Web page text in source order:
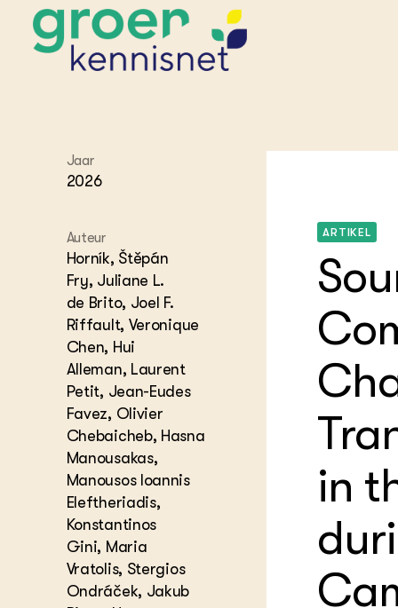
Beroepspraktijk
Hippisch
Hovenier
Onderwijs,
Advies
het
Kennis
Onze partners
Praktijk
Jaar
2026
Auteur
Horník, Štěpán
Fry, Juliane L.
de Brito, Joel F.
Riffault, Veronique
Chen, Hui
Alleman, Laurent
Petit, Jean-Eudes
Favez, Olivier
Chebaicheb, Hasna
Manousakas,
Manousos Ioannis
Eleftheriadis,
Konstantinos
Gini, Maria
Vratolis, Stergios
Ondráček, Jakub
ARTIKEL
in